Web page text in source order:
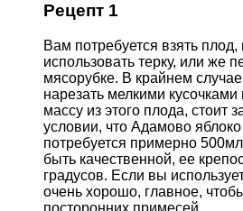
Рецепт 1
Вам потребуется взять
использовать терку, или же
мясорубке. В крайнем
нарезать мелкими
массу из этого плода, стоит
условии, что Адамово
потребуется примерно
быть качественной, ее
градусов. Если вы
очень хорошо, главное,
посторонних примесей.